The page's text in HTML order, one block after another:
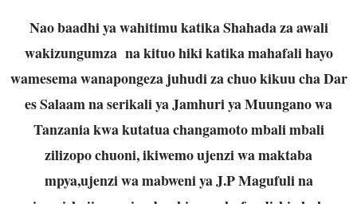
Nao baadhi ya wahitimu katika Shahada za awali
wakizungumza na kituo hiki katika mahafali hayo
wamesema wanapongeza juhudi za chuo kikuu cha Dar
es Salaam na serikali ya Jamhuri ya Muungano wa
Tanzania kwa kutatua changamoto mbali mbali
zilizopo chuoni, ikiwemo ujenzi wa maktaba
mpya,ujenzi wa mabweni ya J.P Magufuli na